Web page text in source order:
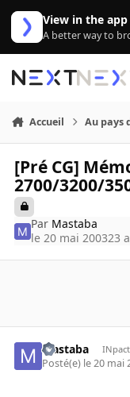
Aller au contenu
View in the app
A better way to
Accueil Au pays
[Pré CG]
2700/3200/
Par Mastaba
le 20 mai 200323 a
Mastaba
Posté(e) le 20 mai